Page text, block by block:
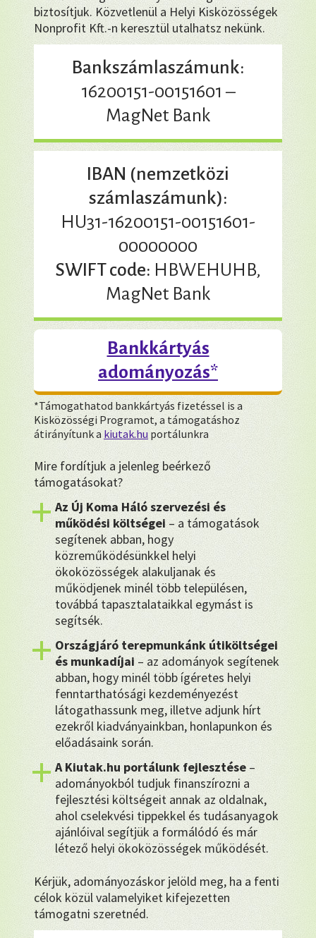
biztosítjuk. Közvetlenül a Helyi Kisközösségek
Nonprofit Kft.-n keresztül utalhatsz nekünk.
Bankszámlaszámunk:
16200151-00151601 –
MagNet Bank
IBAN (nemzetközi
számlaszámunk):
HU31-16200151-00151601-
00000000
SWIFT code: HBWEHUHB,
MagNet Bank
Bankkártyás
adományozás*
*Támogathatod bankkártyás fizetéssel is a
Kisközösségi Programot, a támogatáshoz
átirányítunk akiutak.huportálunkra
Mire fordítjuk a jelenleg beérkező
támogatásokat?
Az Új Koma Háló szervezési és
működési költségei– a támogatások
segítenek abban, hogy
közreműködésünkkel helyi
ökoközösségek alakuljanak és
működjenek minél több településen,
továbbá tapasztalataikkal egymást is
segítsék.
Országjáró terepmunkánk útiköltségei
és munkadíjai– az adományok segítenek
abban, hogy minél több ígéretes helyi
fenntarthatósági kezdeményezést
látogathassunk meg, illetve adjunk hírt
ezekről kiadványainkban, honlapunkon és
előadásaink során.
A Kiutak.hu portálunk fejlesztése–
adományokból tudjuk finanszírozni a
fejlesztési költségeit annak az oldalnak,
ahol cselekvési tippekkel és tudásanyagok
ajánlóival segítjük a formálódó és már
létező helyi ökoközösségek működését.
Kérjük, adományozáskor jelöld meg, ha a fenti
célok közül valamelyiket kifejezetten
támogatni szeretnéd.